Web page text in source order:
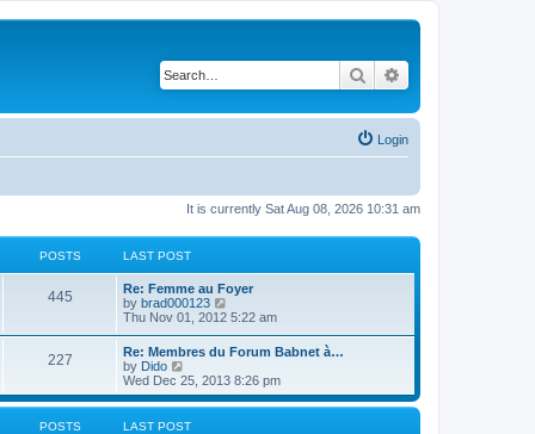
Search
Login
It is currently Sat Aug 08, 2026 10:31 am
POSTS LAST POST
445
Re: Femme au Foyer
by brad000123
w
t
h
e
l
Thu Nov 01, 2012 5:22 am
227
Re: Membres du Forum Babnet à…
by Dido
i
e
w
t
Wed Dec 25, 2013 8:26 pm
POSTS LAST POST